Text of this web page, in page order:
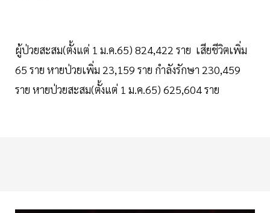
ผู้ป่วยสะสม(ตั้งแต่ 1 ม.ค.65) 824,422 ราย เสียชีวิตเพิ่ม
65 ราย หายป่วยเพิ่ม 23,159 ราย กำลังรักษา 230,459
ราย หายป่วยสะสม(ตั้งแต่ 1 ม.ค.65) 625,604 ราย